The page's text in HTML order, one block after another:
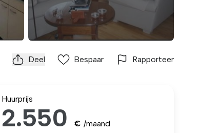
Deel Bespaar Rapporteer
Huurprijs
2.550 € /maand